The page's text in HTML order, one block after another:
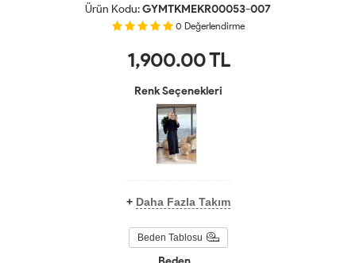
Ürün Kodu:GYMTKMEKR00053-007
0 Değerlendirme
1,900.00TL
Renk Seçenekleri
+ Daha Fazla Takım
Beden Tablosu